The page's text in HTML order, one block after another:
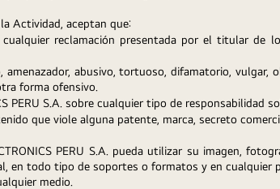
Actividad, aceptan que:
cualquier reclamación presentada por el titular de
abusivo, tortuoso, difamatorio, vulgar,
forma ofensivo.
PERU S.A. sobre cualquier tipo de responsabilidad
que viole alguna patente, marca, secreto
PERU S.A. pueda utilizar su imagen,
en todo tipo de soportes o formatos y en cualquier
medio.